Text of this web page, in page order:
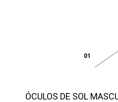
01
ÓCULOS DE SOL